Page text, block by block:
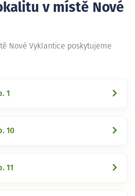
v místě Nové
Nové Vyklantice poskytujeme
1
10
11